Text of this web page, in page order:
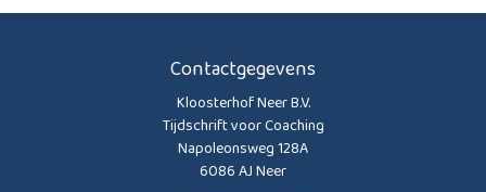
Contactgegevens
Kloosterhof Neer B.V.
Tijdschrift voor Coaching
Napoleonsweg 128A
6086 AJ Neer